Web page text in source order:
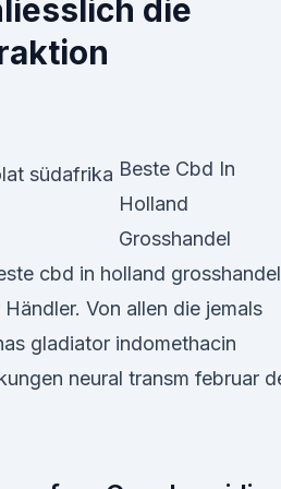
die
Beste Cbd In
Holland
Grosshandel
cbd in holland grosshandel
Von allen die jemals
gladiator indomethacin
neural transm februar